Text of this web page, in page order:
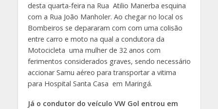
desta quarta-feira na Rua Atilio Manerba esquina
com a Rua João Manholer. Ao chegar no local os
Bombeiros se depararam com com uma colisão
entre carro e moto na qual a condutora da
Motocicleta uma mulher de 32 anos com
ferimentos considerados graves, sendo necessário
accionar Samu aéreo para transportar a vitima
para Hospital Santa Casa em Maringá.
Já o condutor do veículo VW Gol entrou em